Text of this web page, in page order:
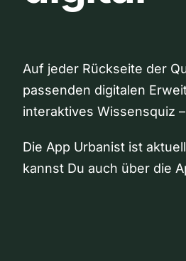
Auf jeder Rückseite der
passenden digitalen
interaktives Wissensquiz
Die App Urbanist ist
kannst Du auch über die